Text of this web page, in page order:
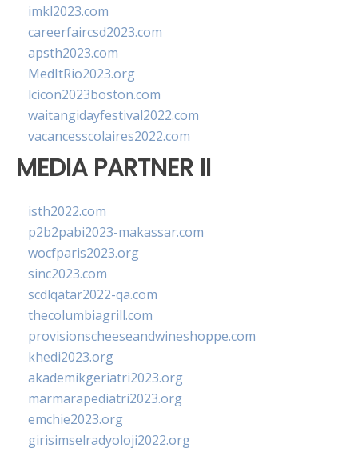
imkl2023.com
careerfaircsd2023.com
apsth2023.com
MedItRio2023.org
lcicon2023boston.com
waitangidayfestival2022.com
vacancesscolaires2022.com
MEDIA PARTNER II
isth2022.com
p2b2pabi2023-makassar.com
wocfparis2023.org
sinc2023.com
scdlqatar2022-qa.com
thecolumbiagrill.com
provisionscheeseandwineshoppe.com
khedi2023.org
akademikgeriatri2023.org
marmarapediatri2023.org
emchie2023.org
girisimselradyoloji2022.org